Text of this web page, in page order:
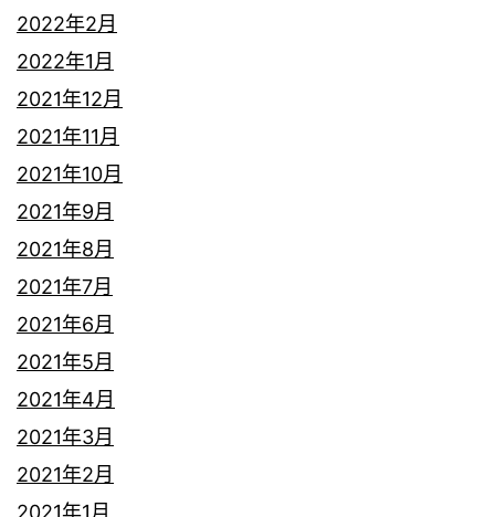
2022年2月
2022年1月
2021年12月
2021年11月
2021年10月
2021年9月
2021年8月
2021年7月
2021年6月
2021年5月
2021年4月
2021年3月
2021年2月